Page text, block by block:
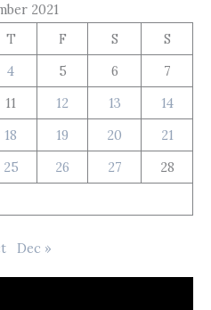
2021
T F S
S
4 5 6
7
11 12 13
14
18 19 20
21
25 26 27
28
Dec »